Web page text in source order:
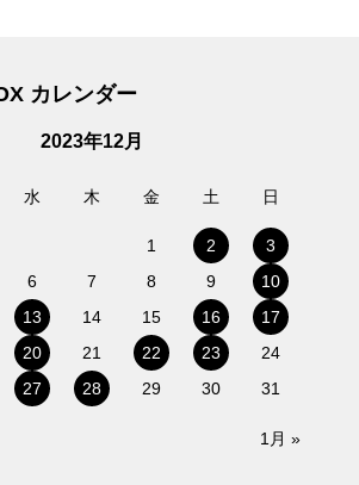
カレンダー
2023年12月
水 木 金 土 日
1 2
3
6 7 8 9
10
13 14 15 16
17
20 21 22 23
24
27 28 29 30 31
1月 »